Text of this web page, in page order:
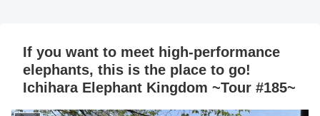
If you want to meet high-performance
elephants, this is the place to go!
Ichihara Elephant Kingdom ~Tour #185~